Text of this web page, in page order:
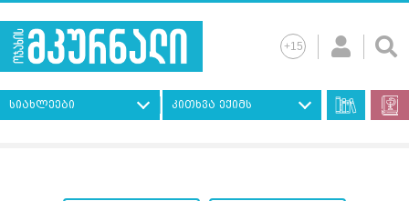
სიახლეები კითხვა ექიმს